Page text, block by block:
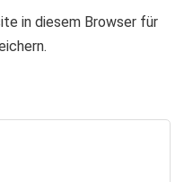
in diesem Browser für